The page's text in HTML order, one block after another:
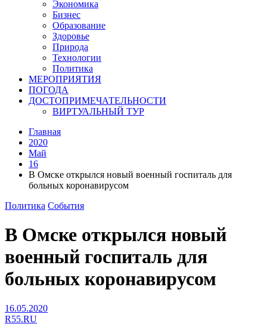
Экономика
Бизнес
Образование
Здоровье
Природа
Технологии
Политика
МЕРОПРИЯТИЯ
ПОГОДА
ДОСТОПРИМЕЧАТЕЛЬНОСТИ
ВИРТУАЛЬНЫЙ ТУР
Главная
2020
Май
16
В Омске открылся новый военный госпиталь для
больных коронавирусом
Политика События
В Омске открылся новый
военный госпиталь для
больных коронавирусом
16.05.2020
R55.RU